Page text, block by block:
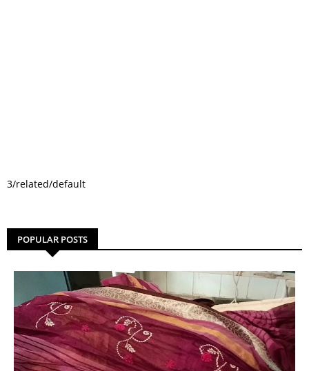
3/related/default
POPULAR POSTS